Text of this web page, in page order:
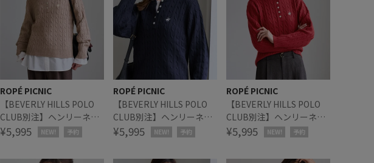
ROPÉ PICNIC
【BEVERLY HILLS POLO
CLUB別注】ヘンリーネッ
クミニケーブルニットプル
¥5,995 NEW! 予約
ROPÉ PICNIC
【BEVERLY HILLS POLO
CLUB別注】ヘンリーネッ
クミニケーブルニットプル
¥5,995 NEW! 予約
ROPÉ PICNIC
【BEVERLY HILLS POLO
CLUB別注】ヘンリーネッ
クミニケーブルニットプル
¥5,995 NEW! 予約